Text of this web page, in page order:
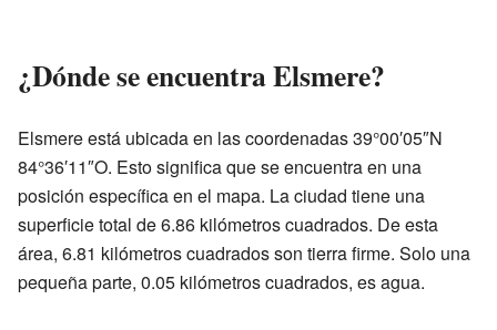
¿Dónde se encuentra Elsmere?
Elsmere está ubicada en las coordenadas 39°00′05″N
84°36′11″O. Esto significa que se encuentra en una
posición específica en el mapa. La ciudad tiene una
superficie total de 6.86 kilómetros cuadrados. De esta
área, 6.81 kilómetros cuadrados son tierra firme. Solo una
pequeña parte, 0.05 kilómetros cuadrados, es agua.